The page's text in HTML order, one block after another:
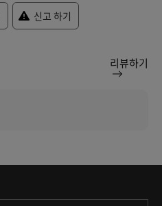
신고 하기
리뷰하기